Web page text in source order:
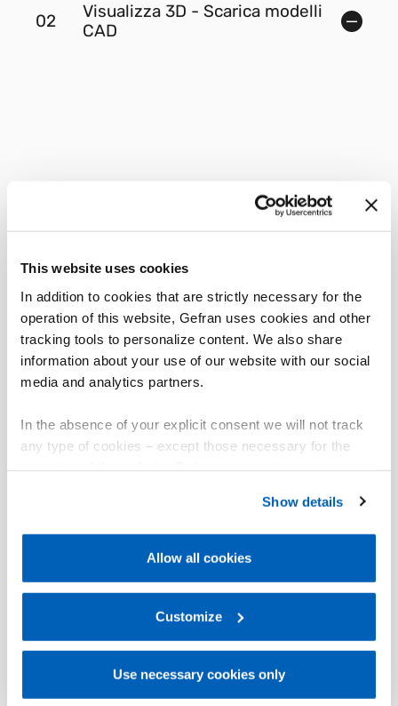
This website uses cookies
In addition to cookies that are strictly necessary for the
operation of this website, Gefran uses cookies and other
tracking tools to personalize content. We also share
information about your use of our website with our social
media and analytics partners.
In the absence of your explicit consent we will not track
any type of cookies – except those necessary for the
Gefran - Cookie
policy.
regarding processing of personal data, at the following
Gefran - Privacy Policy.
Show details
Allow all cookies
Customize
Use necessary cookies only
02
Visualizza 3D - Scarica modelli
CAD